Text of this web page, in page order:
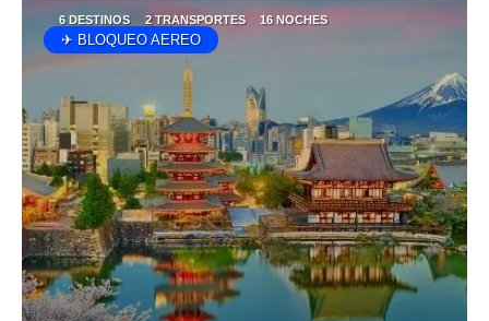
6 DESTINOS 2 TRANSPORTES 16 NOCHES
✈ BLOQUEO AEREO